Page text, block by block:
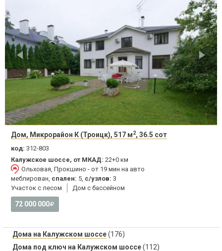
Дом, Микрорайон К (Троицк), 517 м2, 36.5 сот
код: 312-803
Калужское шоссе, от МКАД: 22+0 км
Ольховая, Прокшино - от 19 мин на авто
меблирован, спален: 5, с/узлов: 3
Участок с лесом
Дом с бассейном
72 000 000
Дома на Калужском шоссе(176)
Дома под ключ на Калужском шоссе(112)